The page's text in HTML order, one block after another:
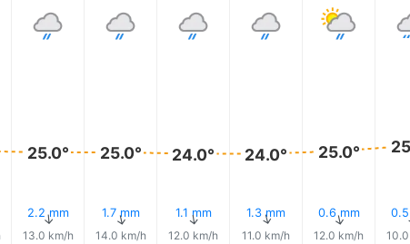
25.0°
2.2 mm
↑
13.0 km/h
25.0°
1.7 mm
↑
14.0 km/h
24.0°
1.1 mm
↑
12.0 km/h
24.0°
1.3 mm
↑
11.0 km/h
25.0°
0.6 mm
↑
12.0 km/h